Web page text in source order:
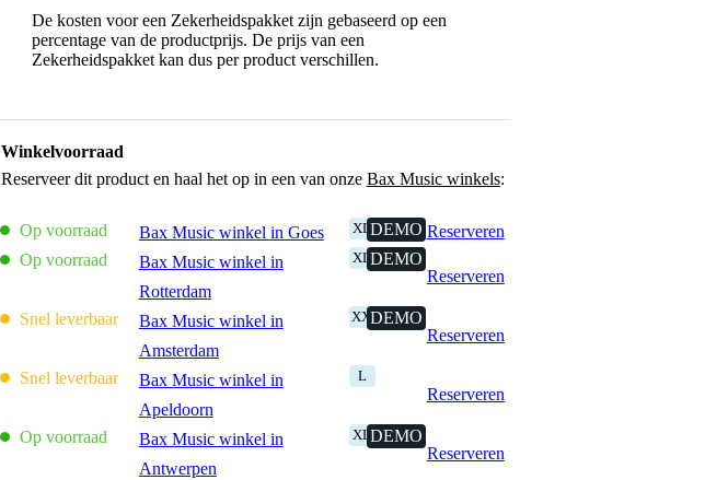
De kosten voor een Zekerheidspakket zijn gebaseerd op een
percentage van de productprijs. De prijs van een
Zekerheidspakket kan dus per product verschillen.
Winkelvoorraad
Reserveer dit product en haal het op in een van onze Bax Music winkels:
Op voorraad Bax Music winkel in Goes XLDEMO Reserveren
Op voorraad
Bax Music winkel in
Rotterdam
XLDEMO
Reserveren
Snel leverbaar
Bax Music winkel in
Amsterdam
XXLDEMO
Reserveren
Snel leverbaar
Bax Music winkel in
Apeldoorn
L
Reserveren
Op voorraad
Bax Music winkel in
Antwerpen
XLDEMO
Reserveren